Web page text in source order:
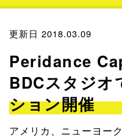
更新日 2018.03.09
Peridance
BDCスタジオ
ション開催
アメリカ、ニューヨー